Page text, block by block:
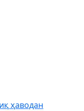
ҳаводан